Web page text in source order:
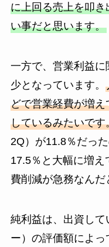
に上回る売上を叩
い事だと思います。
一方で、営業利益
少となっています。
どで営業経費が増
しているみたいです
2Q）が11.8％だっ
17.5％と大幅に増
費削減が急務なんだ
純利益は、出資し
ー）の評価額によ